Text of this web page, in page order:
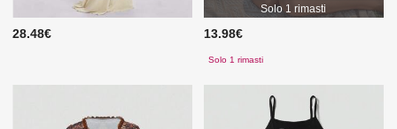
28.48€
Solo 1 rimasti
13.98€
Solo 1 rimasti